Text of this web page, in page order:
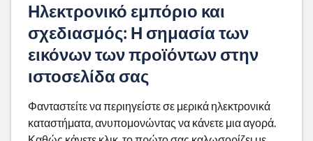
Ηλεκτρονικό εμπόριο και
σχεδιασμός: Η σημασία των
εικόνων των προϊόντων στην
ιστοσελίδα σας
Φανταστείτε να περιηγείστε σε μερικά ηλεκτρονικά
καταστήματα, ανυπομονώντας να κάνετε μια αγορά.